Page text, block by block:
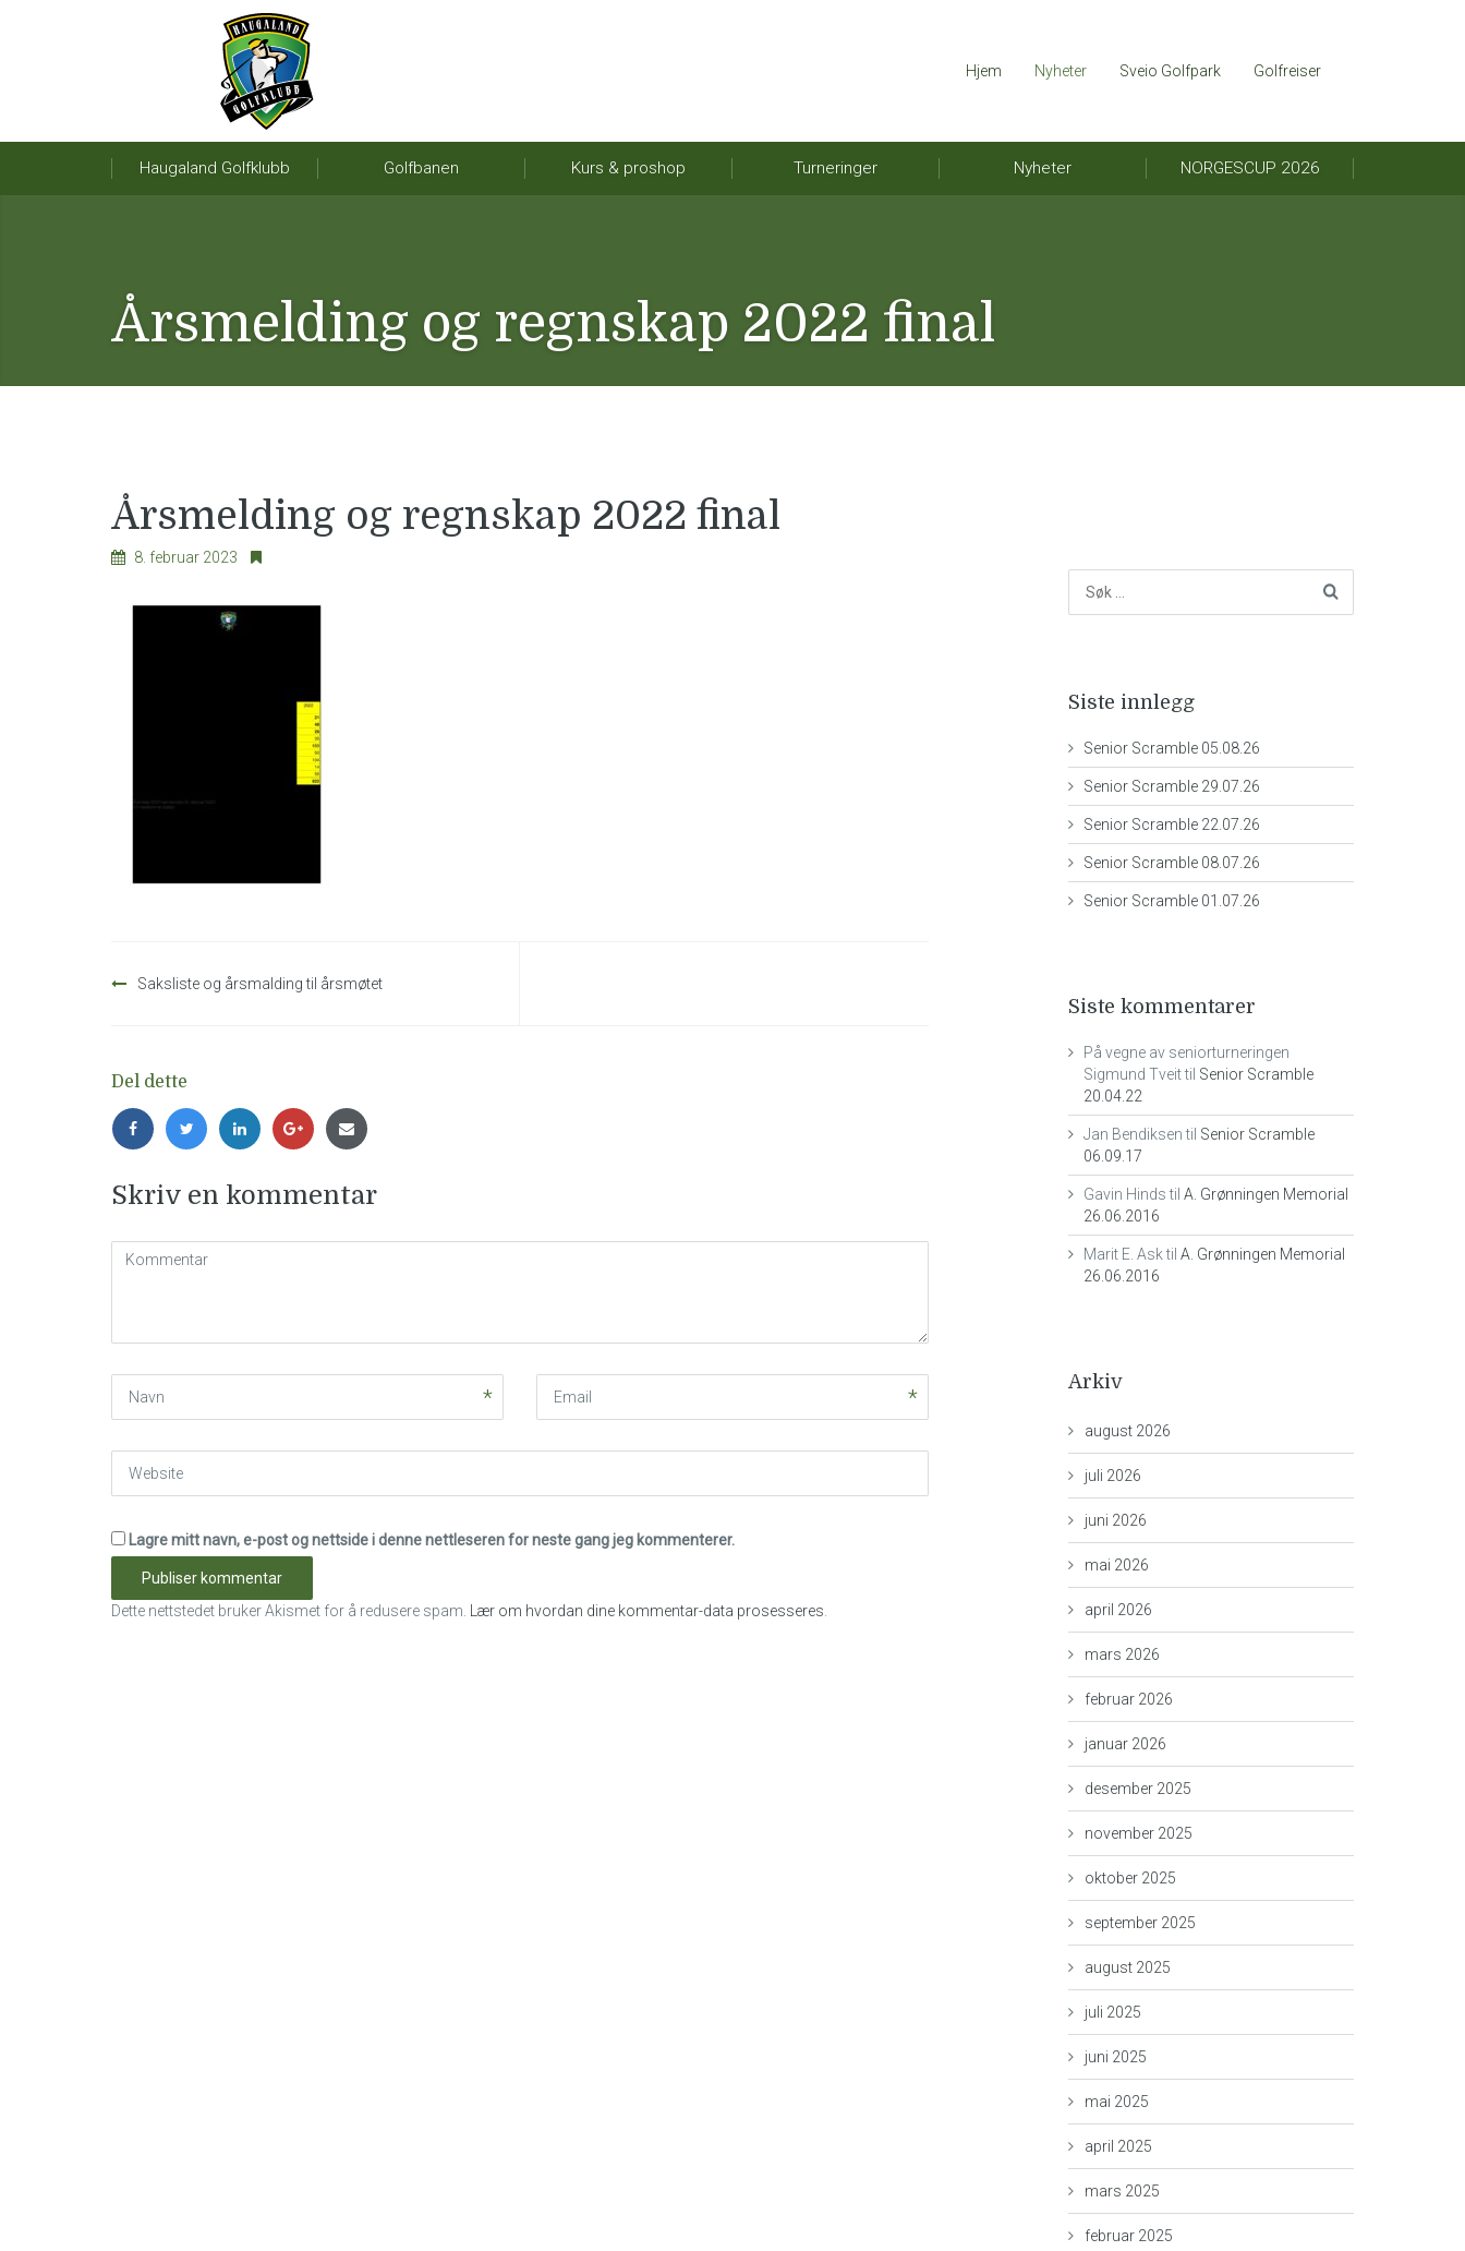
Hjem Nyheter Sveio Golfpark Golfreiser
Haugaland Golfklubb Golfbanen Kurs & proshop Turneringer Nyheter NORGESCUP 2026
Årsmelding og regnskap 2022 final
Årsmelding og regnskap 2022 final
8. februar 2023
Saksliste og årsmalding til årsmøtet
Del dette
Skriv en kommentar
Kommentar
Lagre mitt navn, e-post og nettside i denne nettleseren for neste gang jeg kommenterer.
Dette nettstedet bruker Akismet for å redusere spam. Lær om hvordan dine kommentar-data prosesseres
Siste innlegg
Senior Scramble 05.08.26
Senior Scramble 29.07.26
Senior Scramble 22.07.26
Senior Scramble 08.07.26
Senior Scramble 01.07.26
Siste kommentarer
På vegne av seniorturneringen
Sigmund Tveittil Senior Scramble
20.04.22
Jan Bendiksentil Senior Scramble
06.09.17
Gavin Hindstil A. Grønningen Memorial
26.06.2016
Marit E. Asktil A. Grønningen Memorial
26.06.2016
Arkiv
august 2026
juli 2026
juni 2026
mai 2026
april 2026
mars 2026
februar 2026
januar 2026
desember 2025
november 2025
oktober 2025
september 2025
august 2025
juli 2025
juni 2025
mai 2025
april 2025
mars 2025
februar 2025